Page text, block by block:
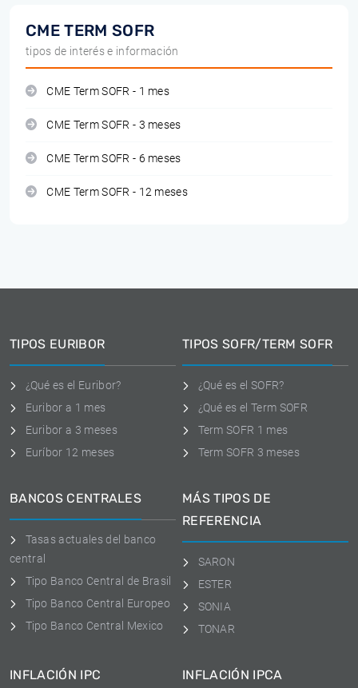
CME TERM SOFR
tipos de interés e información
CME Term SOFR - 1 mes
CME Term SOFR - 3 meses
CME Term SOFR - 6 meses
CME Term SOFR - 12 meses
TIPOS EURIBOR
¿Qué es el Euribor?
Euribor a 1 mes
Euribor a 3 meses
Euríbor 12 meses
TIPOS SOFR/TERM SOFR
¿Qué es el SOFR?
¿Qué es el Term SOFR
Term SOFR 1 mes
Term SOFR 3 meses
BANCOS CENTRALES
Tasas actuales del banco
central
Tipo Banco Central de Brasil
Tipo Banco Central Europeo
Tipo Banco Central Mexico
MÁS TIPOS DE
REFERENCIA
SARON
ESTER
SONIA
TONAR
INFLACIÓN IPC INFLACIÓN IPCA